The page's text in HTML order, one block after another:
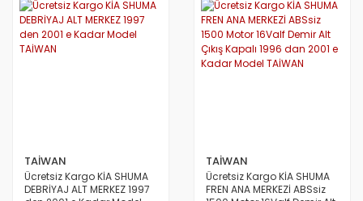
TAİWAN
Ücretsiz Kargo KİA SHUMA
DEBRİYAJ ALT MERKEZ 1997
TAİWAN
Ücretsiz Kargo KİA SHUMA
FREN ANA MERKEZİ ABSsiz